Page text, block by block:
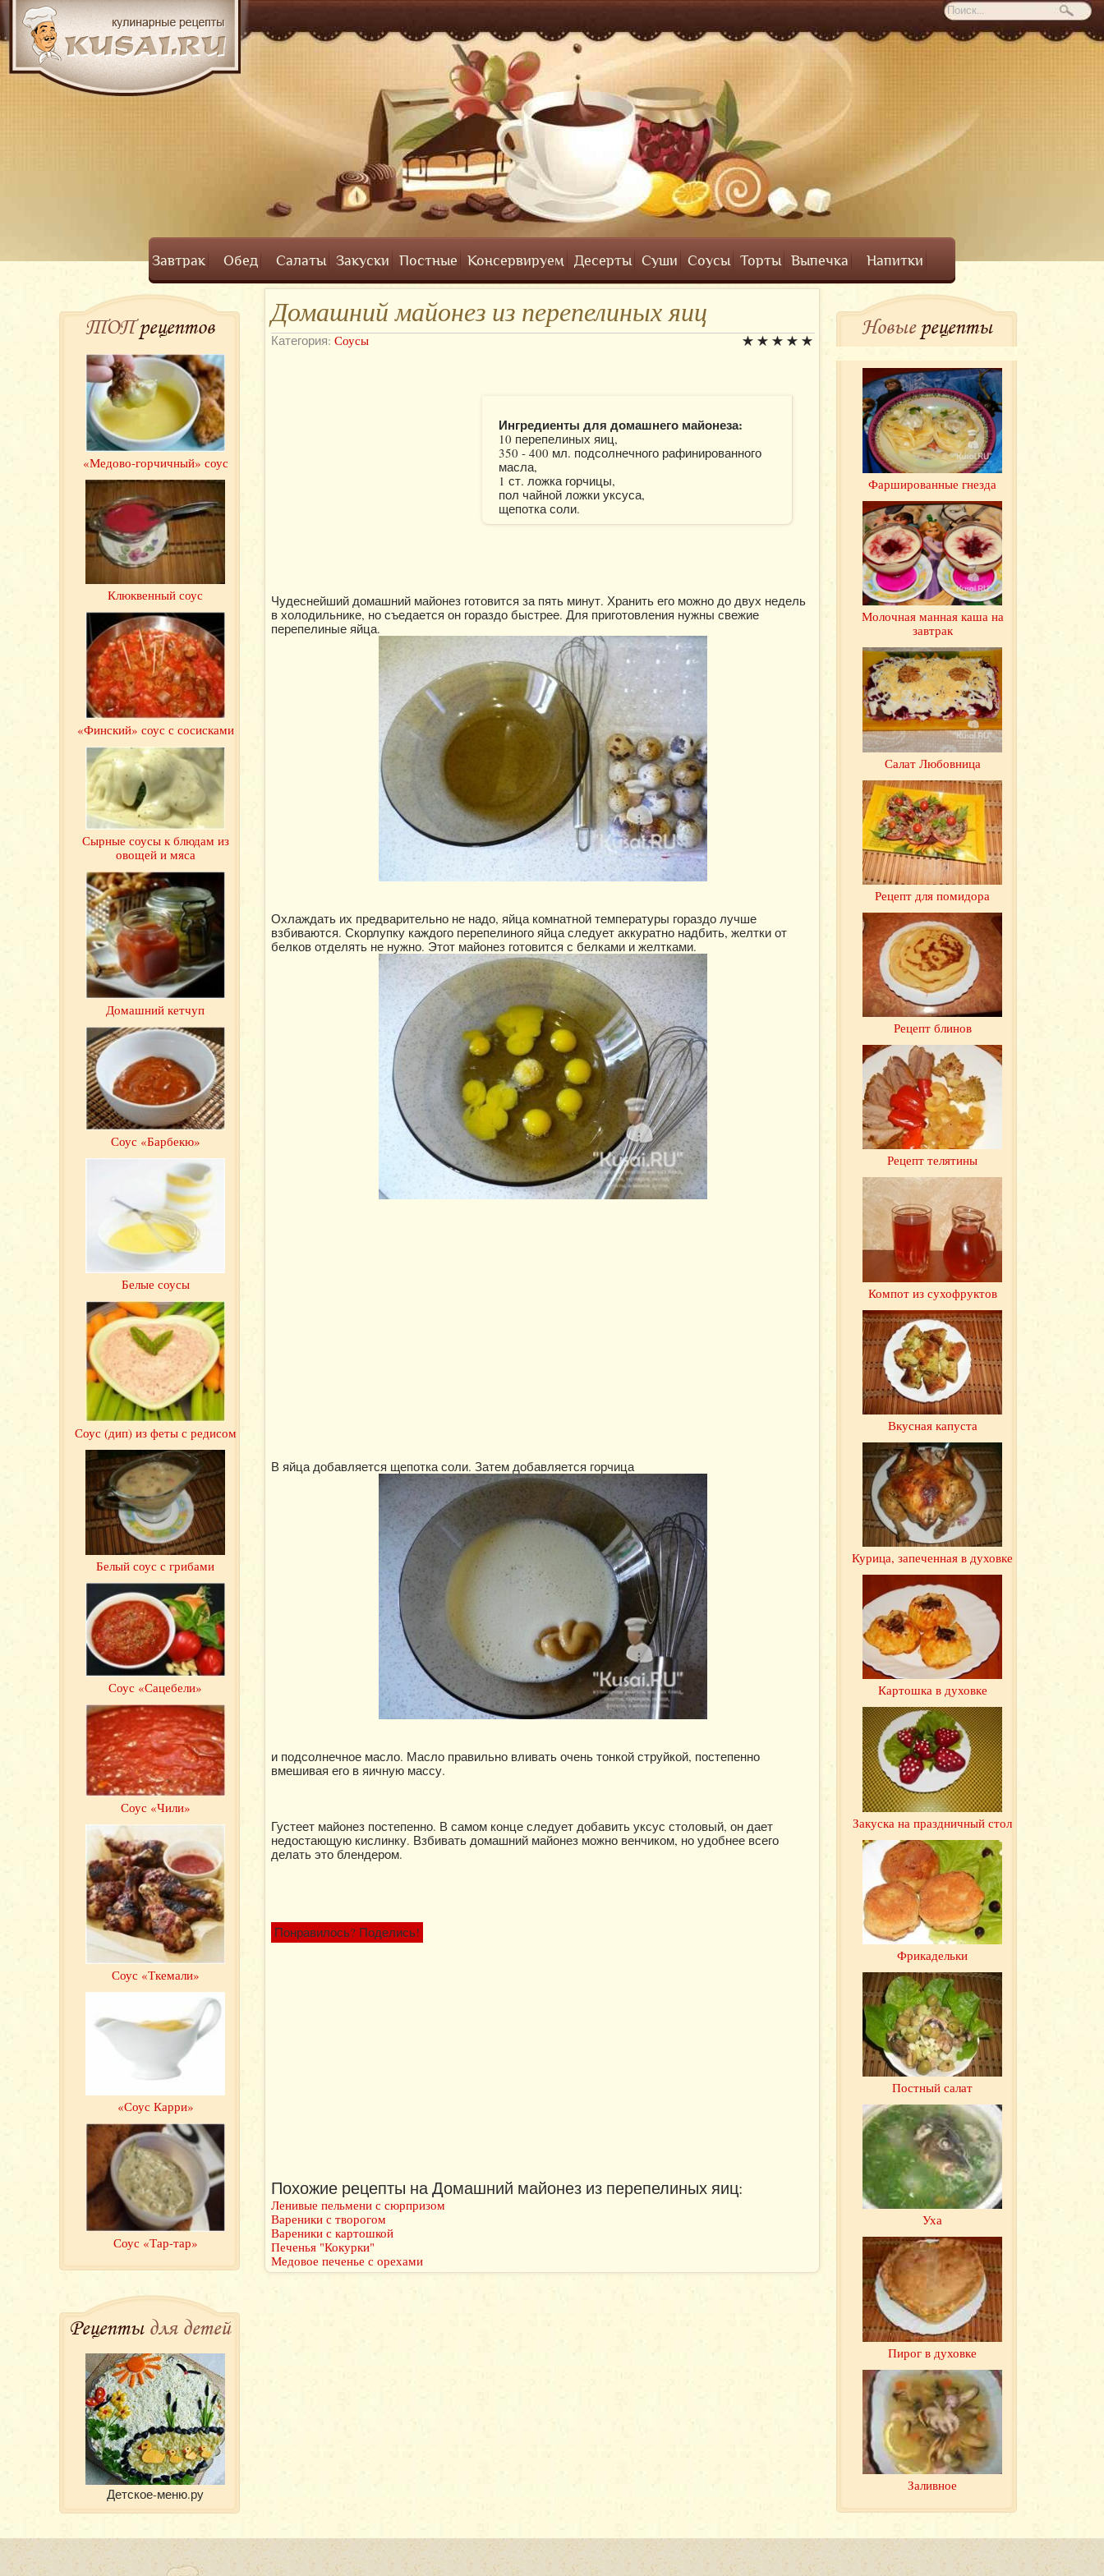
Завтрак Обед Салаты Закуски Постные Консервируем Десерты Суши Соусы Торты Выпечка Напитки
Домашний майонез из перепелиных яиц
Категория: Соусы
Ингредиенты для домашнего майонеза:
10 перепелиных яиц,
350 - 400 мл. подсолнечного рафинированного
масла,
1 ст. ложка горчицы,
пол чайной ложки уксуса,
щепотка соли.
Чудеснейший домашний майонез готовится за пять минут. Хранить его можно до двух недель
в холодильнике, но съедается он гораздо быстрее. Для приготовления нужны свежие
перепелиные яйца.
Охлаждать их предварительно не надо, яйца комнатной температуры гораздо лучше
взбиваются. Скорлупку каждого перепелиного яйца следует аккуратно надбить, желтки от
белков отделять не нужно. Этот майонез готовится с белками и желтками.
В яйца добавляется щепотка соли. Затем добавляется горчица
и подсолнечное масло. Масло правильно вливать очень тонкой струйкой, постепенно
вмешивая его в яичную массу.
Густеет майонез постепенно. В самом конце следует добавить уксус столовый, он дает
недостающую кислинку. Взбивать домашний майонез можно венчиком, но удобнее всего
делать это блендером.
Понравилось? Поделись!
Похожие рецепты на Домашний майонез из перепелиных яиц:
Ленивые пельмени с сюрпризом
Вареники с творогом
Вареники с картошкой
Печенья "Кокурки"
Медовое печенье с орехами
ТОПрецептов
«Медово-горчичный» соус
Клюквенный соус
«Финский» соус с сосисками
Сырные соусы к блюдам из
овощей и мяса
Домашний кетчуп
Соус «Барбекю»
Белые соусы
Соус (дип) из феты с редисом
Белый соус с грибами
Соус «Сацебели»
Соус «Чили»
Соус «Ткемали»
«Соус Карри»
Соус «Тар-тар»
Рецепты для детей
Детское-меню.ру
Новыерецепты
Фаршированные гнезда
Молочная манная каша на
завтрак
Салат Любовница
Рецепт для помидора
Рецепт блинов
Рецепт телятины
Компот из сухофруктов
Вкусная капуста
Курица, запеченная в духовке
Картошка в духовке
Закуска на праздничный стол
Фрикадельки
Постный салат
Уха
Пирог в духовке
Заливное